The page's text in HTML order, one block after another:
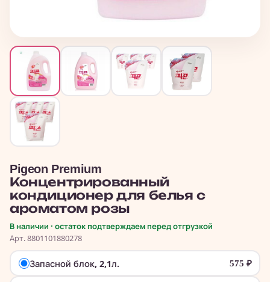
Pigeon Premium
Концентрированный
кондиционер для белья с
ароматом розы
В наличии · остаток подтверждаем перед отгрузкой
Арт. 8801101880278
Запасной блок, 2,1л. 575 ₽